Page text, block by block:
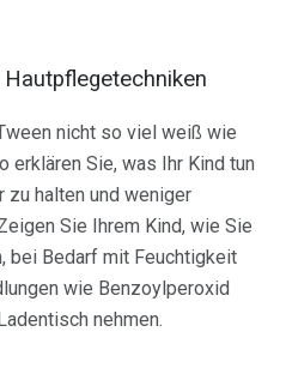
nicht so viel weiß wie
erklären Sie, was Ihr Kind tun
zu halten und weniger
Sie Ihrem Kind, wie Sie
bei Bedarf mit Feuchtigkeit
wie Benzoylperoxid
nehmen.